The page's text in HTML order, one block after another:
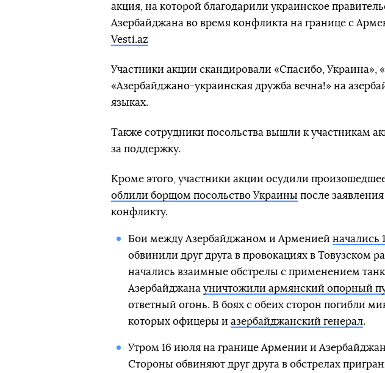
акция, на которой благодарили украинское
Азербайджана во время конфликта на границе с
Vesti.az
Участники акции скандировали «Спасибо, Украина»,
«Азербайджано-украинская дружба вечна!» на
языках.
Также сотрудники посольства вышли к участникам
за поддержку.
Кроме этого, участники акции осудили
облили борщом посольство Украины после
конфликту.
Бои между Азербайджаном и Арменией начались
обвинили друг друга в провокациях в Товузском
начались взаимные обстрелы с применением
Азербайджана уничтожили армянский опорный
ответный огонь. В боях с обеих сторон погибли
которых офицеры и азербайджанский генерал.
Утром 16 июля на границе Армении и
Стороны обвиняют друг друга в обстрелах